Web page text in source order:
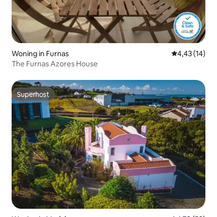
Woning in Furnas Gemiddelde
4,43 (14)
The Furnas Azores House
Superhost
Superhost